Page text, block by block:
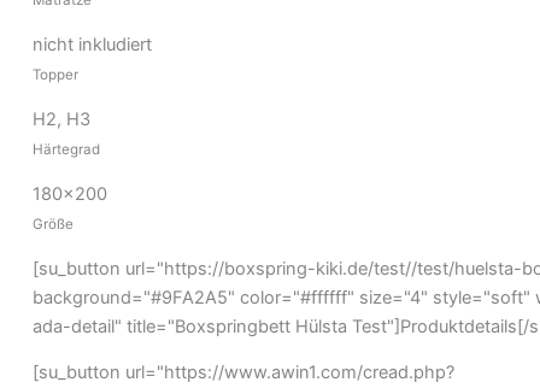
nicht inkludiert
Topper
H2, H3
Härtegrad
180x200
Größe
[su_button url="https://boxspring-kiki.de/test//test/huelsta-
background="#9FA2A5" color="#ffffff" size="4"
ada-detail" title="Boxspringbett Hülsta Test"]Produktdetails[/
[su_button url="https://www.awin1.com/cread.php?